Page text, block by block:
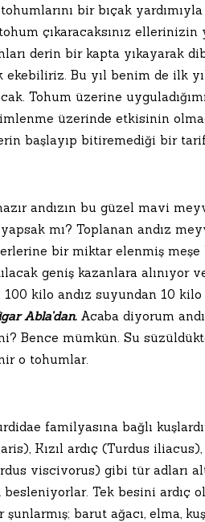
bir bıçak
çıkaracaksınız
derin bir kapta yıkayarak
ekebiliriz. Bu yıl benim de ilk
Tohum üzerine
üzerinde etkisinin
başlayıp bitiremediği bir
andızın bu güzel mavi
mı? Toplanan andız
bir miktar elenmiş meşe
geniş kazanlara alınıyor
100 kilo andız suyundan 10
Abla’dan. Acaba diyorum
Bence mümkün. Su
o tohumlar.
familyasına bağlı
Kızıl ardıç (Turdus
viscivorus) gibi tür adları
Tek besini ardıç
barut ağacı, elma,